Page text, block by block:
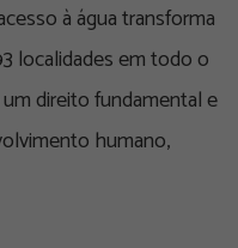
à água transforma
localidades em todo o
direito fundamental e
humano,